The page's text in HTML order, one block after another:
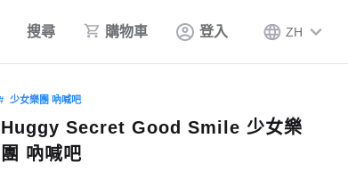
搜尋 購物車 登入 ZH
少女樂團 吶喊吧
Huggy Secret Good Smile 少女樂
團 吶喊吧